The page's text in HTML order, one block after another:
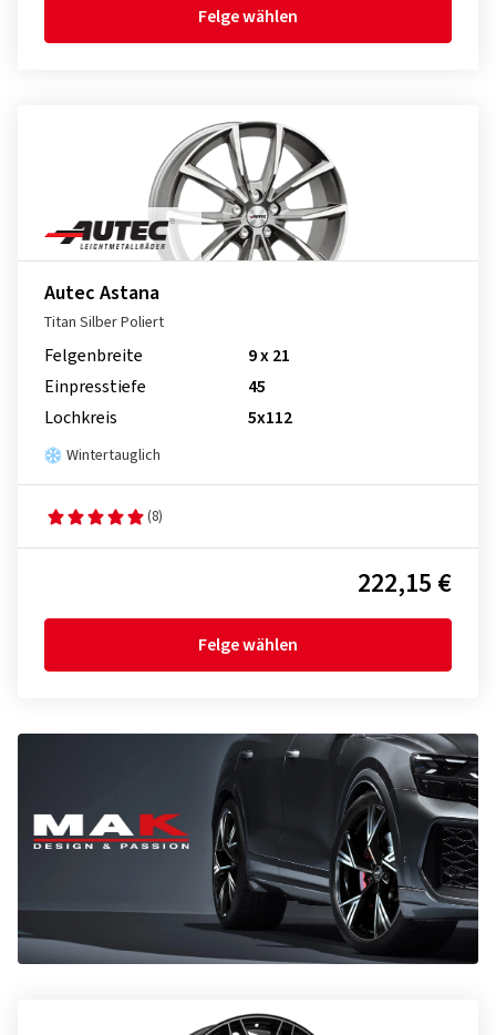
Felge wählen
Autec Astana
Titan Silber Poliert
Felgenbreite
9 x 21
Einpresstiefe
45
Lochkreis
5x112
Wintertauglich
(8)
222,15 €
Felge wählen